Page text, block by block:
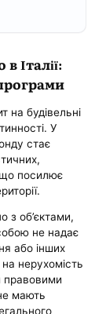
Італії:
на будівельні
У
стає
що посилює
з об’єктами,
не надає
або інших
нерухомість
правовими
мають